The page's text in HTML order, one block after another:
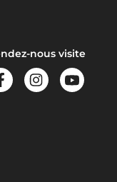
nous visite